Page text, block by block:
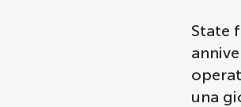
State
una